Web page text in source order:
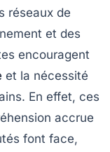
réseaux de
et des
encouragent
et la nécessité
En effet, ces
accrue
font face,